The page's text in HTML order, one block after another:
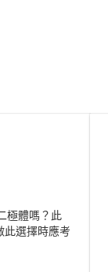
極體嗎？此
此選擇時應考